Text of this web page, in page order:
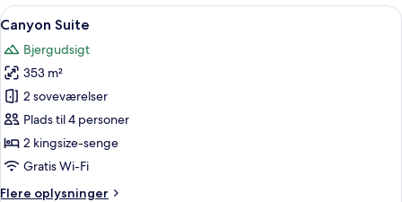
Bedroom
Indlæs
alle
billeder
af
Canyon
Suite
Et moderne hotelværelse med en
9
Canyon Suite
Bjergudsigt
353 m²
2 soveværelser
Plads til 4 personer
2 kingsize-senge
Gratis Wi-Fi
Flere oplysninger
Flere